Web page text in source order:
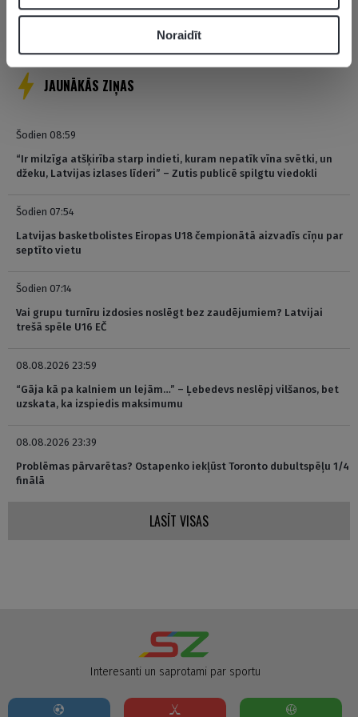
Noraidīt
Pagaidām neviens nav komentējis
JAUNĀKĀS ZIŅAS
Šodien 08:59
“Ir milzīga atšķirība starp indieti, kuram nepatīk vīna svētki, un
džeku, Latvijas izlases līderi” – Zutis publicē spilgtu viedokli
Šodien 07:54
Latvijas basketbolistes Eiropas U18 čempionātā aizvadīs cīņu par
septīto vietu
Šodien 07:14
Vai grupu turnīru izdosies noslēgt bez zaudējumiem? Latvijai
trešā spēle U16 EČ
08.08.2026 23:59
“Gāja kā pa kalniem un lejām…” – Ļebedevs neslēpj vilšanos, bet
uzskata, ka izspiedis maksimumu
08.08.2026 23:39
Problēmas pārvarētas? Ostapenko iekļūst Toronto dubultspēļu 1/4
finālā
LASĪT VISAS
Interesanti un saprotami par sportu